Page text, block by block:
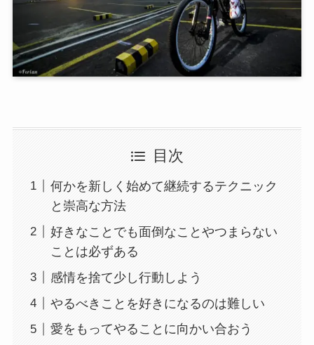
目次
何かを新しく始めて継続するテクニック
と崇高な方法
好きなことでも面倒なことやつまらない
ことは必ずある
感情を捨て少し行動しよう
やるべきことを好きになるのは難しい
愛をもってやることに向かい合おう